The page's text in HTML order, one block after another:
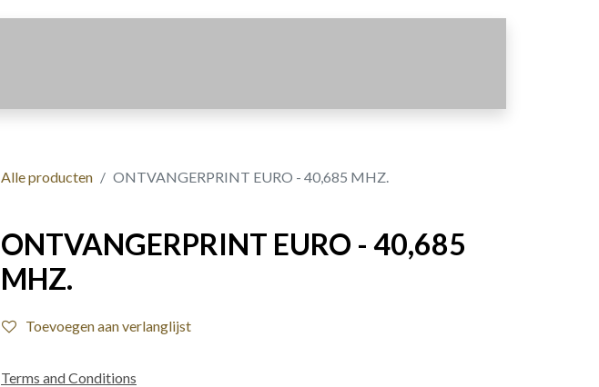
Alle producten ONTVANGERPRINT EURO - 40,685 MHZ.
ONTVANGERPRINT EURO - 40,685
MHZ.
Toevoegen aan verlanglijst
Terms and Conditions